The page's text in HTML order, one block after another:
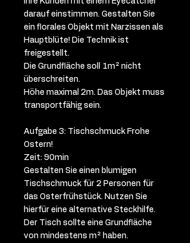
darauf einstimmen. Gestalten Sie
ein florales Objekt mit Narzissen als
Hauptblüte! Die Technik ist
freigestellt.
Die Grundfläche soll 1m² nicht
überschreiten.
Höhe maximal 2m. Das Objekt muss
transportfähig sein.
Aufgabe 3: Tischschmuck Frohe
Ostern!
Zeit: 90min
Gestalten Sie einen blumigen
Tischschmuck für 2 Personen für
das Osterfrühstück. Nutzen Sie
hierfür eine alternative Steckhilfe.
Der Tisch sollte eine Grundfläche
von mindestens m² haben.